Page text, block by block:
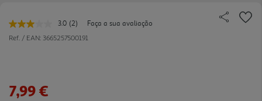
3.0 Leu
2
(2)
Faça a sua avaliação
Ref. / EAN: 3665257500191
7,99 €